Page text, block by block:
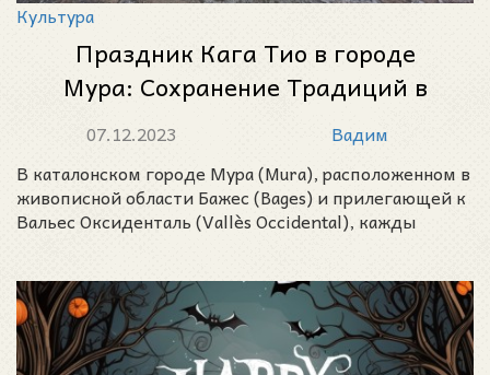
Культура
Праздник Кага Тио в городе
Мура: Сохранение Традиций в
Сердце Каталонии
07.12.2023
Вадим
В каталонском городе Мура (Mura), расположенном в
живописной области Бажес (Bages) и прилегающей к
Вальес Оксиденталь (Vallès Occidental), кажды